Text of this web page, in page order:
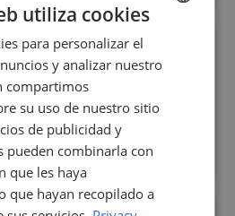
a empresas de
como FIREX o Security, los
de asociaciones como
licitación pública son los
las empresas de
GERMAN
EN
ES
NL
utiliza cookies
para personalizar el
y analizar nuestro
compartimos
su uso de nuestro sitio
de publicidad y
pueden combinarla con
que les haya
que hayan recopilado a